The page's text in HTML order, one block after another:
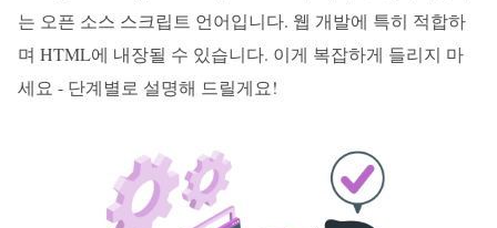
는 오픈 소스 스크립트 언어입니다. 웹 개발에 특히 적합하
며 HTML에 내장될 수 있습니다. 이게 복잡하게 들리지 마
세요 - 단계별로 설명해 드릴게요!